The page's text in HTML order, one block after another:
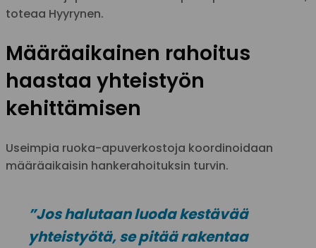
toteaa Hyyrynen.
Määräaikainen rahoitus
haastaa yhteistyön
kehittämisen
Useimpia ruoka-apuverkostoja koordinoidaan
määräaikaisin hankerahoituksin turvin.
”Jos halutaan luoda kestävää
yhteistyötä, se pitää rakentaa